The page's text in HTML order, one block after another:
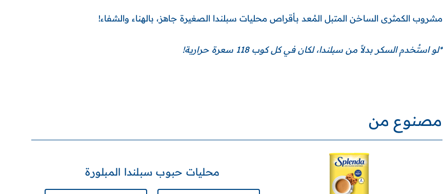
مشروب الكمثرى الساخن المتبل المُعد بـأقراص محليات سبلندا الصغيرة جاهز، بالهناء والشفاء!
*لو استُخدم السكر بدلاً من سبلندا، لكان في كل كوب 118 سعرة حرارية!
مصنوع من
محليات حبوب سبلندا المبلورة